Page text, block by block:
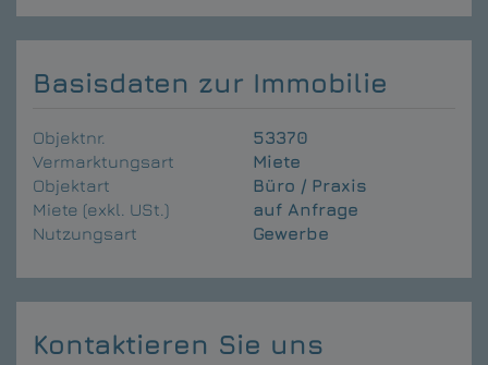
Basisdaten zur Immobilie
Objektnr.
53370
Vermarktungsart
Miete
Objektart
Büro / Praxis
Miete (exkl. USt.)
auf Anfrage
Nutzungsart
Gewerbe
Kontaktieren Sie uns